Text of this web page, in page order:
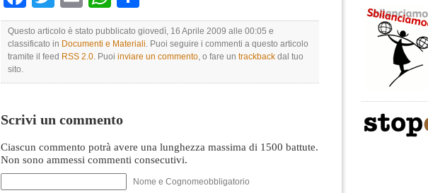
Questo articolo è stato pubblicato giovedì, 16 Aprile 2009 alle 00:05 e
classificato in Documenti e Materiali. Puoi seguire i commenti a questo articolo
tramite il feed RSS 2.0. Puoi inviare un commento, o fare un trackback dal tuo
sito.
Scrivi un commento
Ciascun commento potrà avere una lunghezza massima di 1500 battute.
Non sono ammessi commenti consecutivi.
Nome e Cognomeobbligatorio